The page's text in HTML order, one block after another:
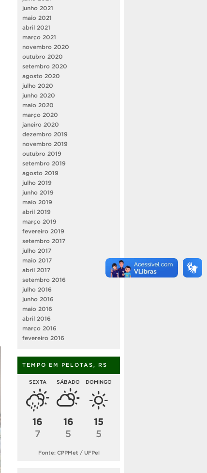
junho 2021
maio 2021
abril 2021
março 2021
novembro 2020
outubro 2020
setembro 2020
agosto 2020
julho 2020
junho 2020
maio 2020
março 2020
janeiro 2020
dezembro 2019
novembro 2019
outubro 2019
setembro 2019
agosto 2019
julho 2019
junho 2019
maio 2019
abril 2019
março 2019
fevereiro 2019
setembro 2017
julho 2017
maio 2017
abril 2017
setembro 2016
julho 2016
junho 2016
maio 2016
abril 2016
março 2016
fevereiro 2016
TEMPO EM PELOTAS, RS
SEXTA
16
7
SÁBADO
16
5
DOMINGO
15
5
Fonte: CPPMet / UFPel